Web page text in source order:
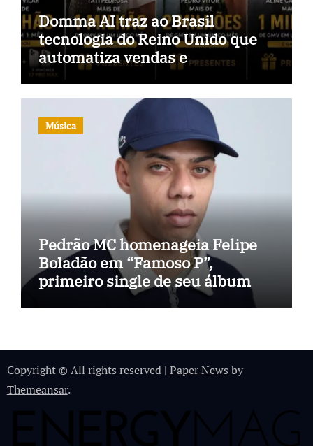
Domma AI traz ao Brasil
tecnologia do Reino Unido que
automatiza vendas e
inteligência no TikTok Shop
Música
Pedrão MC homenageia Felipe
Boladão em “Famoso P”,
primeiro single de seu álbum
Copyright © All rights reserved | Paper News by
Themeansar.